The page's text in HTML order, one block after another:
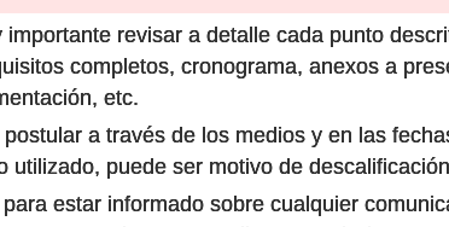
revisar a detalle cada punto
completos, cronograma, anexos a
etc.
a través de los medios y en las
utilizado, puede ser motivo de
estar informado sobre cualquier